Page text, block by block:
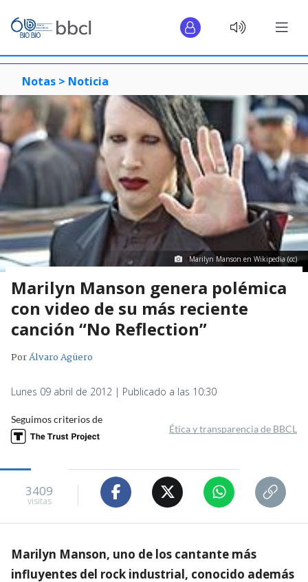
Notas > Noticia
Marilyn Manson en Wikipedia (cc)
Marilyn Manson genera polémica
con video de su más reciente
canción “No Reflection”
PorÁlvaro Agüero
Lunes 09 abril de 2012 | Publicado a las 10:30
Seguimos criterios de
Ética y transparencia de BBCL
3409
visitas
Marilyn Manson, uno de los cantante más
influyentes del rock industrial, conocido además